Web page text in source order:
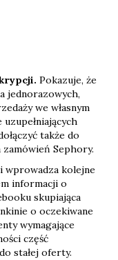
Pokazuje, że
jednorazowych,
we własnym
także do
Sephory.
wprowadza kolejne
informacji o
skupiająca
o oczekiwane
wymagające
część
stałej oferty.